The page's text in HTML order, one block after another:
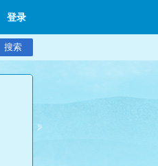
登录
搜索